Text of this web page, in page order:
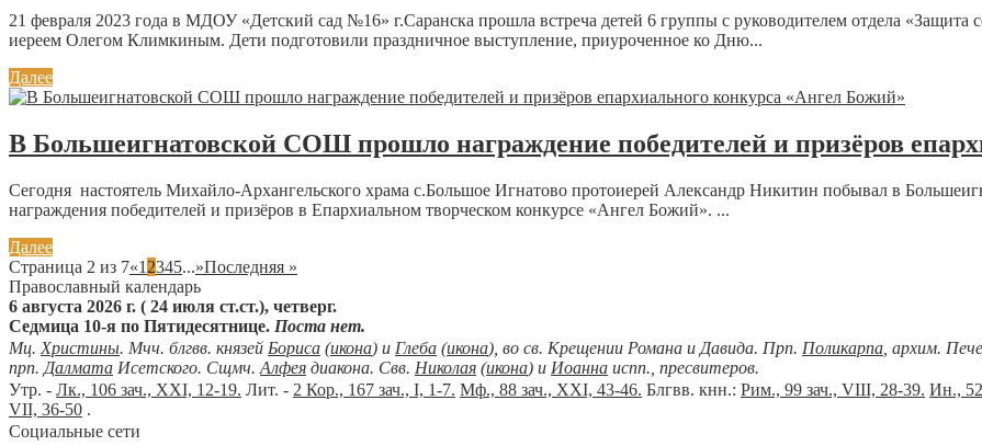
21 февраля 2023 года в МДОУ «Детский сад №16» г.Саранска прошла встреча детей 6 группы с руководителем отдела «Защита
иереем Олегом Климкиным. Дети подготовили праздничное выступление, приуроченное ко Дню...
Далее
В Большеигнатовской СОШ прошло награждение победителей и призёров
Сегодня настоятель Михайло-Архангельского храма с.Большое Игнатово протоиерей Александр Никитин побывал в
награждения победителей и призёров в Епархиальном творческом конкурсе «Ангел Божий». ...
Далее
Страница 2 из 7«1 2345...»Последняя »
Православный календарь
6 августа 2026 г. ( 24 июля ст.ст.), четверг.
Седмица 10-я по Пятидесятнице. Поста нет.
Мц. Христины. Мчч. блгвв. князей Бориса (икона) и Глеба (икона), во св. Крещении Романа и Давида. Прп. Поликарпа , архим.
прп. Далмата Исетского. Сщмч. Алфея диакона. Свв. Николая (икона) и Иоанна испп., пресвитеров.
Утр. - Лк., 106 зач., XXI, 12-19. Лит. - 2 Кор., 167 зач., I, 1-7. Мф., 88 зач., XXI, 43-46. Блгвв. кнн.: Рим., 99 зач., VIII, 28-39. Ин.,
VII, 36-50 .
Социальные сети